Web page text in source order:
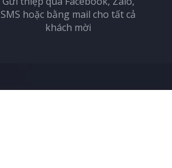
SMS hoặc bằng mail cho tất cả
khách mời